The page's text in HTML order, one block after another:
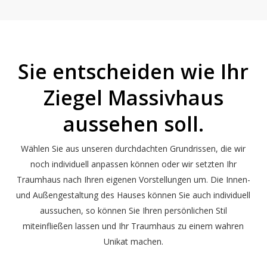
Sie entscheiden wie Ihr
Ziegel Massivhaus
aussehen soll.
Wählen Sie aus unseren durchdachten Grundrissen, die wir
noch individuell anpassen können oder wir setzten Ihr
Traumhaus nach Ihren eigenen Vorstellungen um. Die Innen-
und Außengestaltung des Hauses können Sie auch individuell
aussuchen, so können Sie Ihren persönlichen Stil
miteinfließen lassen und Ihr Traumhaus zu einem wahren
Unikat machen.